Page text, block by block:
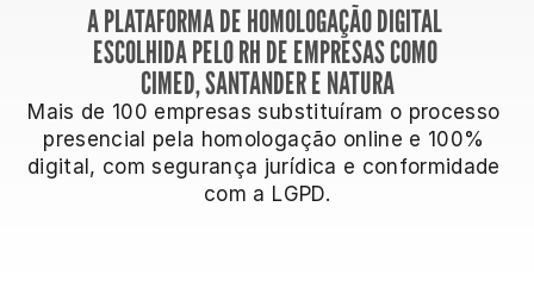
A PLATAFORMA DE HOMOLOGAÇÃO DIGITAL
ESCOLHIDA PELO RH DE EMPRESAS COMO
CIMED, SANTANDER E NATURA
Mais de 100 empresas substituíram o processo
presencial pela homologação online e 100%
digital, com segurança jurídica e conformidade
com a LGPD.